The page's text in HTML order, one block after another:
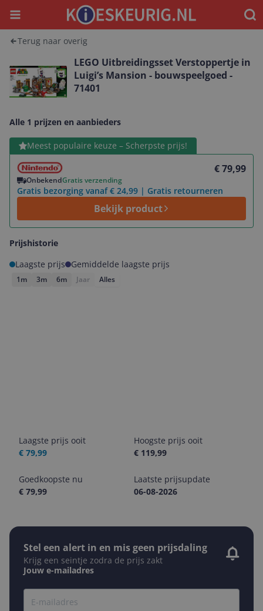
Menu
Terug naar overig
LEGO Uitbreidingsset Verstoppertje in
Luigi’s Mansion - bouwspeelgoed -
71401
Alle 1 prijzen en aanbieders
Meest populaire keuze – Scherpste prijs!
€ 79,99
OnbekendGratis verzending
Gratis bezorging vanaf € 24,99 | Gratis retourneren
Bekijk product
Bekijk product
Prijshistorie
Laagste prijs
Gemiddelde laagste prijs
1m 3m 6m Jaar Alles
Laagste prijs ooit
€ 79,99
Hoogste prijs ooit
€ 119,99
Goedkoopste nu
€ 79,99
Laatste prijsupdate
06-08-2026
Stel een alert in en mis geen prijsdaling
Krijg een seintje zodra de prijs zakt
Jouw e-mailadres